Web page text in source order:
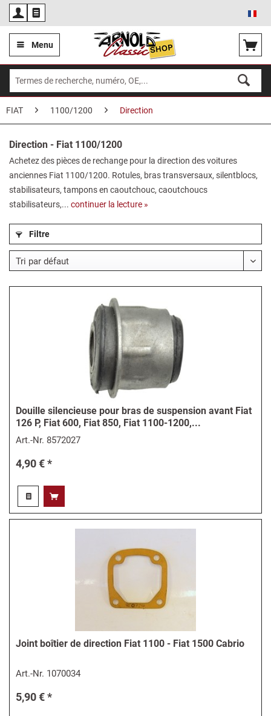
Menu
FIAT 1100/1200 Direction
Direction - Fiat 1100/1200
Achetez des pièces de rechange pour la direction des voitures
anciennes Fiat 1100/1200. Rotules, bras transversaux, silentblocs,
stabilisateurs, tampons en caoutchouc, caoutchoucs
stabilisateurs,... continuer la lecture »
Filtre
Douille silencieuse pour bras de suspension avant Fiat
126 P, Fiat 600, Fiat 850, Fiat 1100-1200,...
Art.-Nr. 8572027
4,90 € *
Joint boîtier de direction Fiat 1100 - Fiat 1500 Cabrio
Art.-Nr. 1070034
5,90 € *